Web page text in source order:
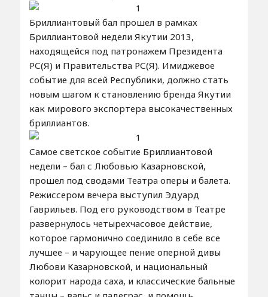
Бриллиантовый бал прошел в рамках
Бриллиантовой недели Якутии 2013,
находящейся под патронажем Президента
РС(Я) и Правительства РС(Я). Имиджевое
событие для всей Республики, должно стать
новым шагом к становлению бренда Якутии
как мирового экспортера высокачественных
бриллиантов.
Самое светское событие Бриллиантовой
недели – бал с Любовью Казарновской,
прошел под сводами Театра оперы и балета.
Режиссером вечера выступил Эдуард
Гаврильев. Под его руководством в Театре
развернулось четырехчасовое действие,
которое гармонично соединило в себе все
лучшее – и чарующее пение оперной дивы
Любови Казарновской, и национальный
колорит народа саха, и классические бальные